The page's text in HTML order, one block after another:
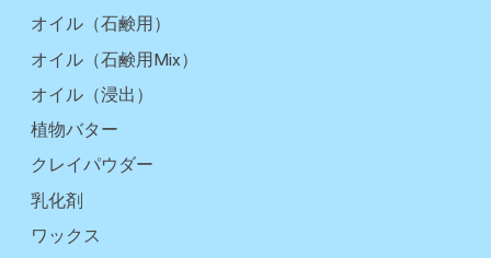
オイル（石鹸用）
オイル（石鹸用Mix）
オイル（浸出）
植物バター
クレイパウダー
乳化剤
ワックス